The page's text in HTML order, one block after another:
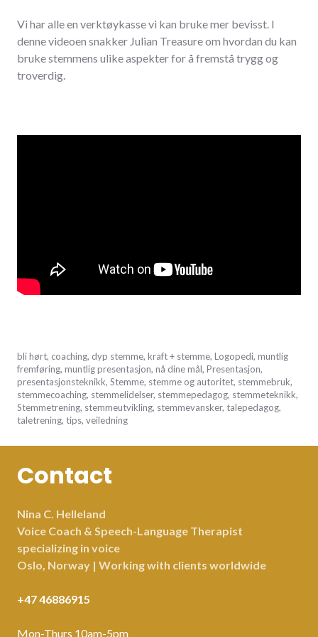
Vi har alle en verktøykasse vi kan bruke mer bevisst. I
denne videoen snakker Julian Treasure om hvordan du kan
bruke stemmens ulike aspekter for å fremstå trygg og
troverdig.
oktober
30,
2016
bli hørt, coaching, dyp stemme, kraft + stemme, Logopedi, muntlig
fremføring, muntlig presentasjon, nå dine mål, Presentasjon,
presentasjonsteknikk, Stemme, stemme og autoritet, stemmebruk,
stemmecoaching, stemmelidelser, stemmepedagog, stemmeteknikk,
Stemmetrening, stemmeutvikling, stemmevansker, talepedagog,
taletrening, tips, veiledning
Contact
Nina C. Helleland
Voice Coach & Speech-Language Therapist
specializing in voice
Oslo, Norway | Working with clients worldwide
+47 46886915
Mon-Thurs 10am-5pm